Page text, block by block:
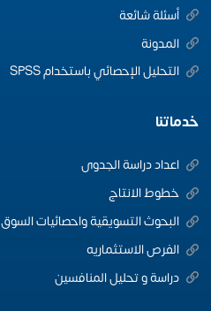
أسئلة شائعة
المدونة
التحليل الإحصائي باستخدام SPSS
خدماتنا
اعداد دراسة الجدوى
خطوط الانتاج
البحوث التسويقية واحصائيات السوق
الفرص الاستثماريه
دراسة و تحليل المنافسين